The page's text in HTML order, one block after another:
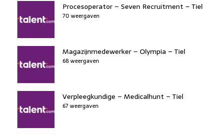
Procesoperator – Seven Recruitment – Tiel
70 weergaven
Magazijnmedewerker – Olympia – Tiel
68 weergaven
Verpleegkundige – Medicalhunt – Tiel
67 weergaven